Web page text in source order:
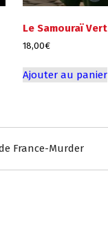
Le Samouraï Vert
18,00€
Ajouter au panier
France-Murder